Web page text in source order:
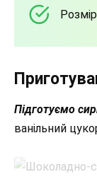
Підготуємо
ванільний